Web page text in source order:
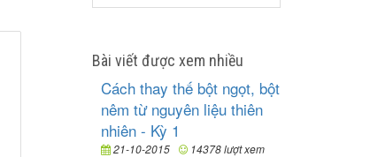
Bài viết được xem nhiều
Cách thay thế bột ngọt, bột
nêm từ nguyên liệu thiên
nhiên - Kỳ 1
21-10-2015 14378 lượt xem